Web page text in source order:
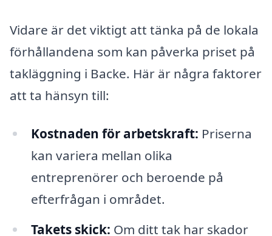
Vidare är det viktigt att tänka på de lokala
förhållandena som kan påverka priset på
takläggning i Backe. Här är några faktorer
att ta hänsyn till:
Kostnaden för arbetskraft: Priserna
kan variera mellan olika
entreprenörer och beroende på
efterfrågan i området.
Takets skick: Om ditt tak har skador